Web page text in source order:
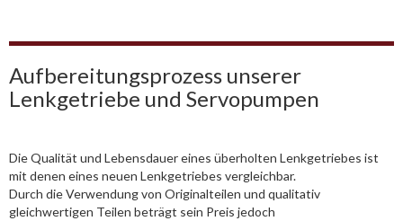
Aufbereitungsprozess unserer
Lenkgetriebe und Servopumpen
Die Qualität und Lebensdauer eines überholten Lenkgetriebes ist
mit denen eines neuen Lenkgetriebes vergleichbar.
Durch die Verwendung von Originalteilen und qualitativ
gleichwertigen Teilen beträgt sein Preis jedoch